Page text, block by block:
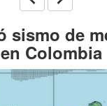
sismo de
Colombia